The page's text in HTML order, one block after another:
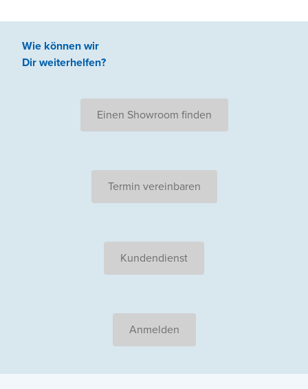
Wie können wir
Dir weiterhelfen?
Einen Showroom finden
Termin vereinbaren
Kundendienst
Anmelden